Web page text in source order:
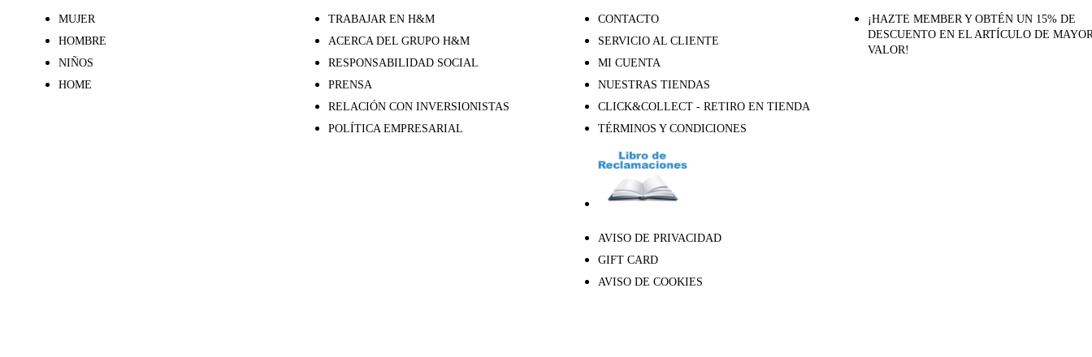
MUJER
HOMBRE
NIÑOS
HOME
TRABAJAR EN H&M
ACERCA DEL GRUPO H&M
RESPONSABILIDAD SOCIAL
PRENSA
RELACIÓN CON INVERSIONISTAS
POLÍTICA EMPRESARIAL
CONTACTO
SERVICIO AL CLIENTE
MI CUENTA
NUESTRAS TIENDAS
CLICK&COLLECT - RETIRO EN TIENDA
TÉRMINOS Y CONDICIONES
AVISO DE PRIVACIDAD
GIFT CARD
AVISO DE COOKIES
¡HAZTE MEMBER Y OBTÉN UN 15% DE
DESCUENTO EN EL ARTÍCULO DE
VALOR!